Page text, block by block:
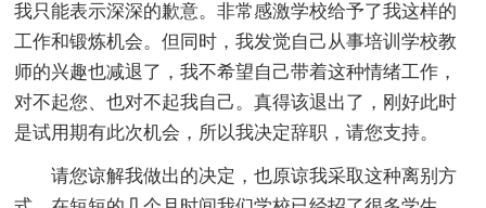
我只能表示深深的歉意。非常感激学校给予了我这样的
工作和锻炼机会。但同时，我发觉自己从事培训学校教
师的兴趣也减退了，我不希望自己带着这种情绪工作，
对不起您、也对不起我自己。真得该退出了，刚好此时
是试用期有此次机会，所以我决定辞职，请您支持。
请您谅解我做出的决定，也原谅我采取这种离别方